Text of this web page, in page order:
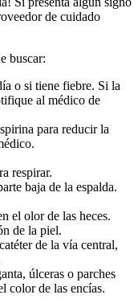
de cuidado
buscar:
o si tiene fiebre. Si la
al médico de
para reducir la
respirar.
baja de la espalda.
el olor de las heces.
de la piel.
de la vía central,
úlceras o parches
color de las encías.